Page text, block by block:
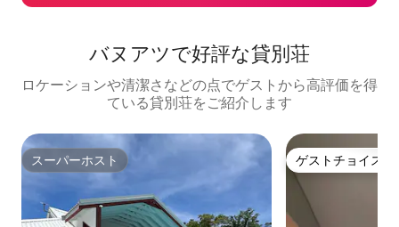
バヌアツで好評な貸別荘
ロケーションや清潔さなどの点でゲストから高評価を得
ている貸別荘をご紹介します
スーパーホスト
スーパーホスト ゲストチョイス
ゲストチョイス